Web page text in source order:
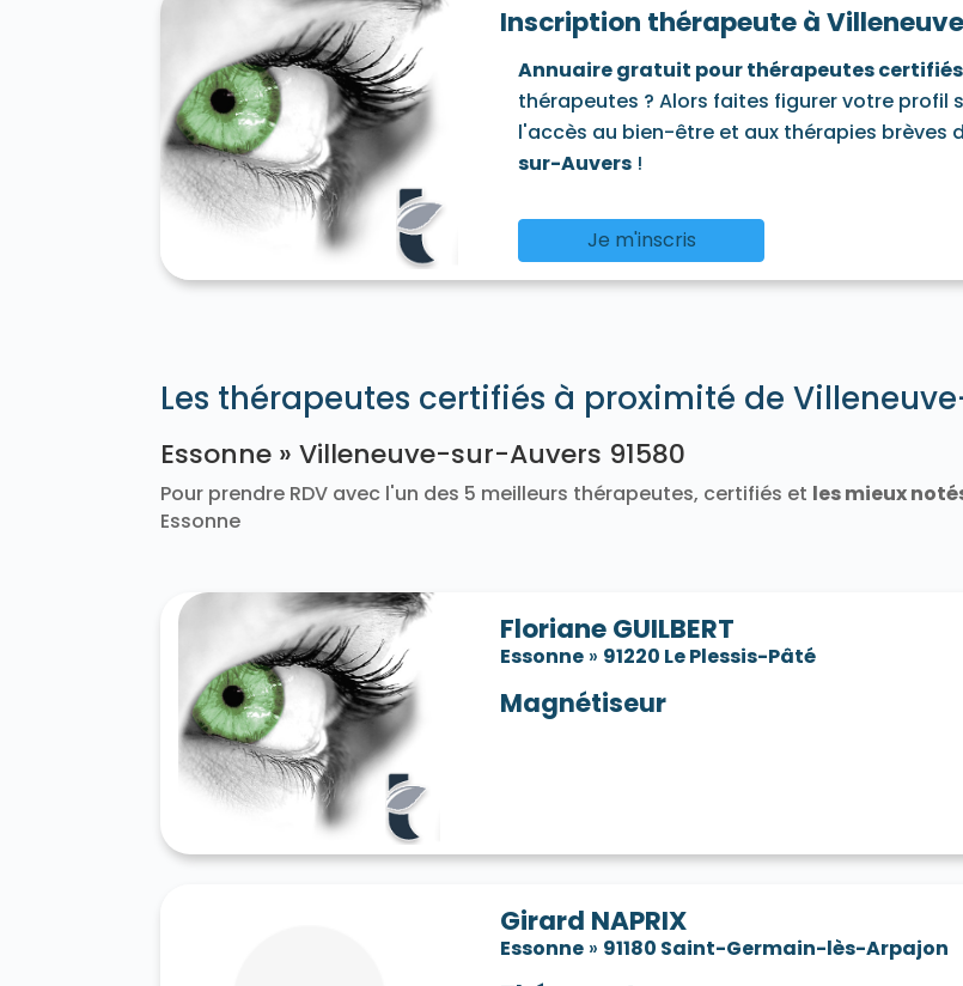
Soisy-sur-Seine 91450
Souzy-la-Briche 91580 Tigery 91250 Torfou 91730
Vaugrigneuse 91640
Vauhallan 91430
Vert-le-Petit 91710
Videlles 91890 Vigneux-sur-Seine 91270 Villabé 91100 Villebon-
Villemoisson-sur-Orge 91360
Villeneuve-sur-Auvers 91580 Villiers-le-Bâcle 91190
Wissous 91320
Yerres 91330
Inscription thérapeute à
Annuaire gratuit pour thérapeutes
thérapeutes ? Alors faites figurer votre profil
l'accès au bien-être et aux thérapies brèves
sur-Auvers !
Je m'inscris
Les thérapeutes certifiés à proximité de
Essonne » Villeneuve-sur-Auvers 91580
Pour prendre RDV avec l'un des 5 meilleurs thérapeutes, certifiés et les mieux
Essonne
Floriane GUILBERT
Essonne » 91220 Le Plessis-Pâté
Magnétiseur
Girard NAPRIX
Essonne » 91180 Saint-Germain-lès-Arpajon